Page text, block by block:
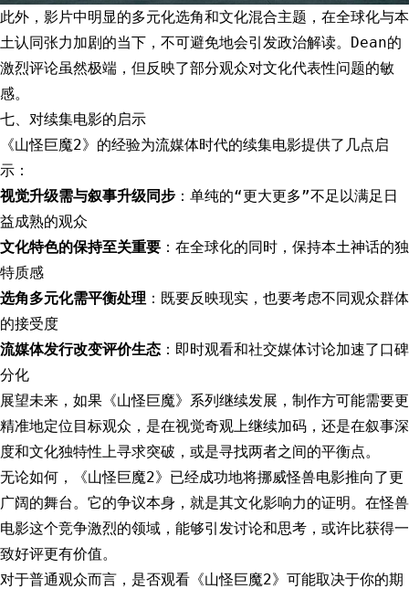
此外，影片中明显的多元化选角和文化混合主题，在全球化与本
土认同张力加剧的当下，不可避免地会引发政治解读。Dean的
激烈评论虽然极端，但反映了部分观众对文化代表性问题的敏
感。
七、对续集电影的启示
《山怪巨魔2》的经验为流媒体时代的续集电影提供了几点启
示：
视觉升级需与叙事升级同步 ：单纯的“更大更多”不足以满足日
益成熟的观众
文化特色的保持至关重要 ：在全球化的同时，保持本土神话的独
特质感
选角多元化需平衡处理 ：既要反映现实，也要考虑不同观众群体
的接受度
流媒体发行改变评价生态 ：即时观看和社交媒体讨论加速了口碑
分化
展望未来，如果《山怪巨魔》系列继续发展，制作方可能需要更
精准地定位目标观众，是在视觉奇观上继续加码，还是在叙事深
度和文化独特性上寻求突破，或是寻找两者之间的平衡点。
无论如何，《山怪巨魔2》已经成功地将挪威怪兽电影推向了更
广阔的舞台。它的争议本身，就是其文化影响力的证明。在怪兽
电影这个竞争激烈的领域，能够引发讨论和思考，或许比获得一
致好评更有价值。
对于普通观众而言，是否观看《山怪巨魔2》可能取决于你的期